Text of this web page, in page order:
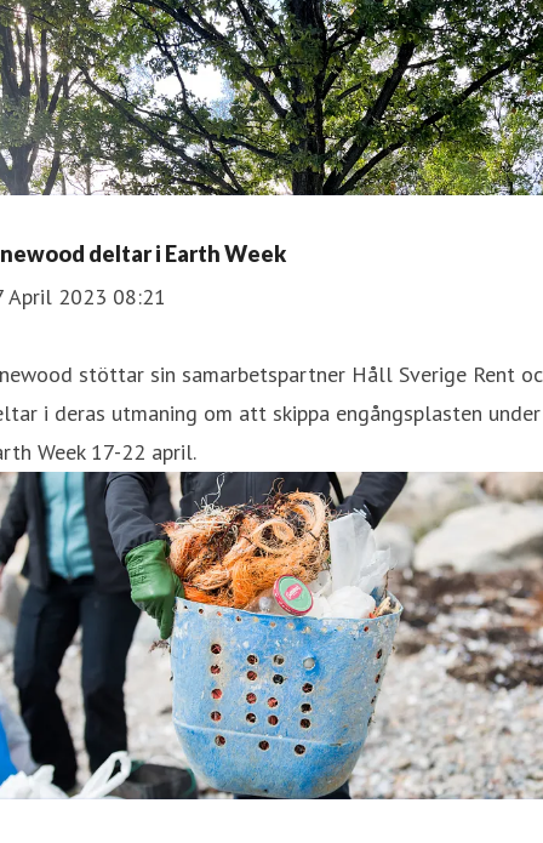
deltar i Earth Week
April 2023 08:21
stöttar sin samarbetspartner Håll Sverige Rent
i deras utmaning om att skippa engångsplasten under
Week 17-22 april.